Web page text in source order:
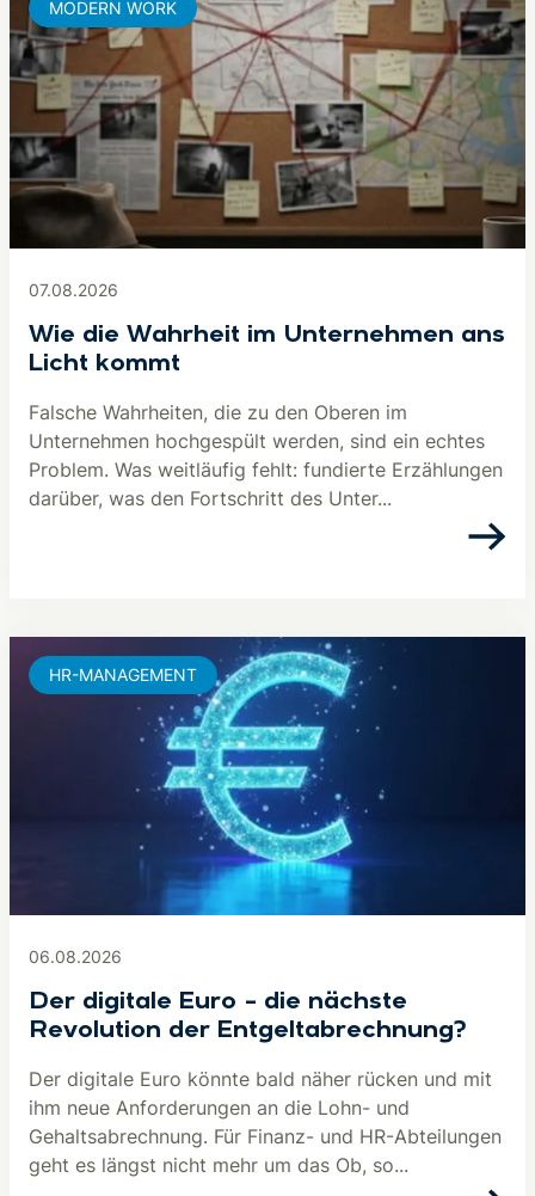
07.08.2026
Wie die Wahrheit im Unternehmen ans
Licht kommt
Falsche Wahrheiten, die zu den Oberen im
Unternehmen hochgespült werden, sind ein echtes
Problem. Was weitläufig fehlt: fundierte Erzählungen
darüber, was den Fortschritt des Unter...
MODERN WORK
06.08.2026
Der digitale Euro – die nächste
Revolution der Entgeltabrechnung?
Der digitale Euro könnte bald näher rücken und mit
ihm neue Anforderungen an die Lohn- und
Gehaltsabrechnung. Für Finanz- und HR-Abteilungen
geht es längst nicht mehr um das Ob, so...
HR-MANAGEMENT